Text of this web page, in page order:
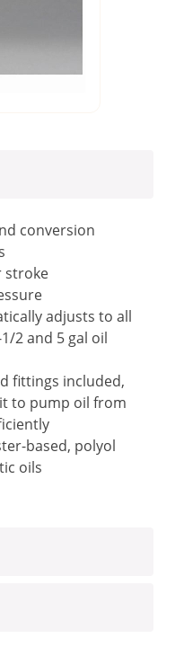
conversion
stroke
adjusts to all
2 and 5 gal oil
fittings included,
to pump oil from
based, polyol
oils